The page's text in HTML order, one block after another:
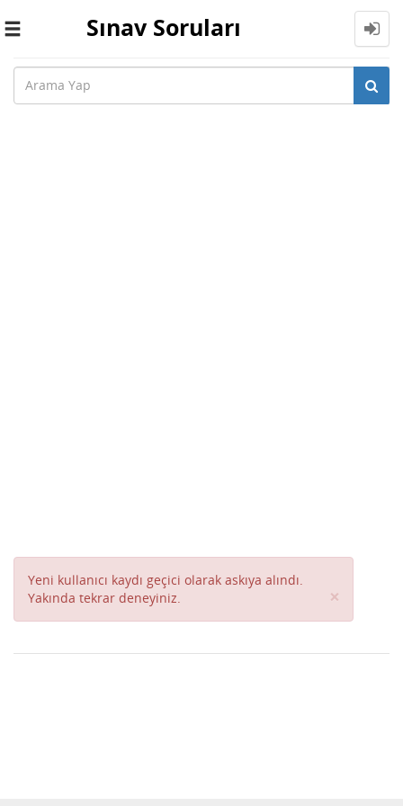
Toggle
Sınav Soruları
Yeni kullanıcı kaydı geçici olarak askıya alındı.
Yakında tekrar deneyiniz.
×